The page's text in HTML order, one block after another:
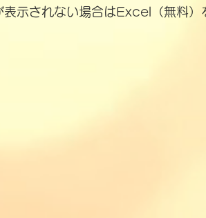
示されない場合はExcel（無料）